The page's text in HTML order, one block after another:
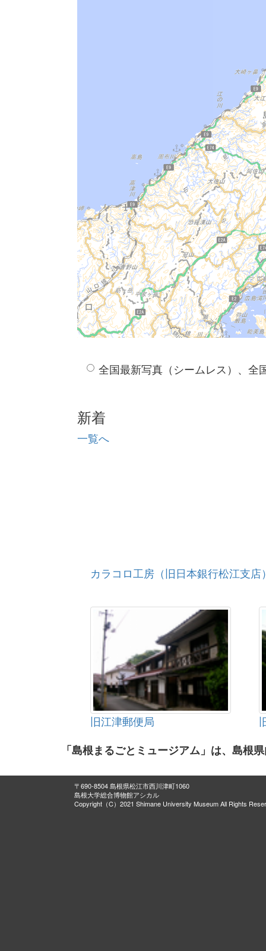
全国最新写真（シームレス）、全
新着
一覧へ
カラコロ工房（旧日本銀行松江支店
旧江津郵便局
「島根まるごとミュージアム」は、島根
〒690-8504 島根県松江市西川津町1060
島根大学総合博物館アシカル
Copyright（C）2021 Shimane University Museum All Rights